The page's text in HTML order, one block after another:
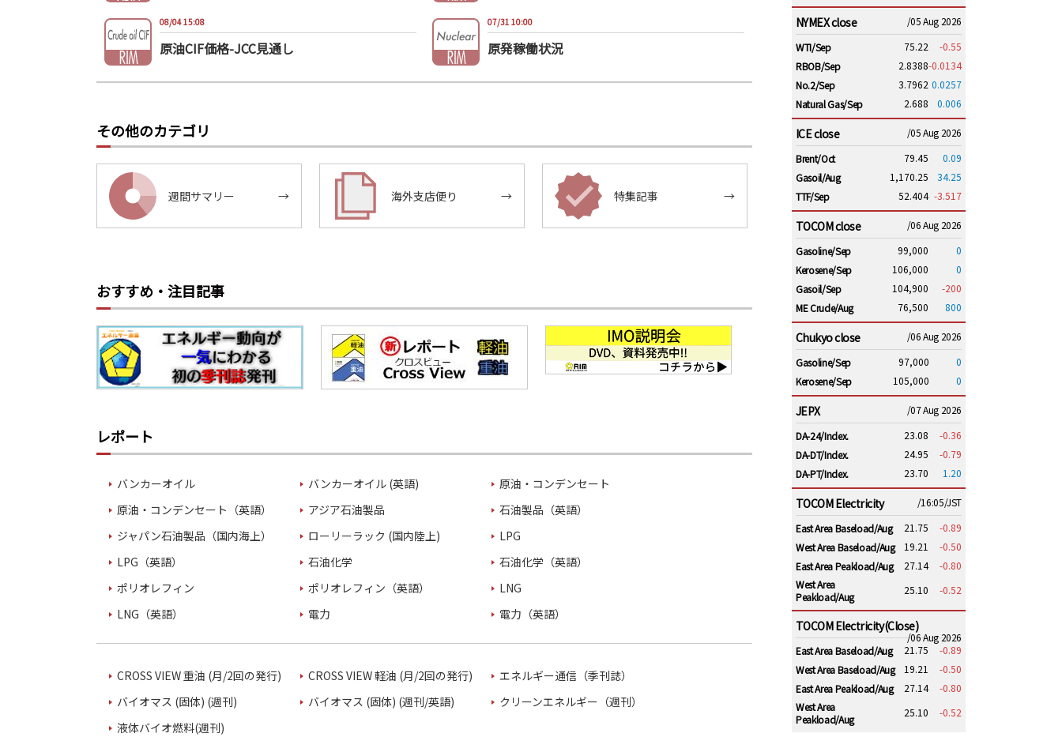
08/04 15:08
原油CIF価格-JCC見通し
07/31 10:00
原発稼働状況
その他のカテゴリ
週間サマリー → 海外支店便り → 特集記事 →
おすすめ・注目記事
レポート
バンカーオイル バンカーオイル (英語)
原油・コンデンセート
原油・コンデンセート（英語）
アジア石油製品
石油製品（英語）
ジャパン石油製品（国内海上）
ローリーラック (国内陸上)
LPG
LPG（英語）
石油化学
石油化学（英語）
ポリオレフィン
ポリオレフィン（英語）
LNG
LNG（英語）
電力 電力（英語）
CROSS VIEW 重油 (月/2回の発行) CROSS VIEW 軽油 (月/2回の発行)
エネルギー通信（季刊誌）
バイオマス (固体) (週刊)
バイオマス (固体) (週刊/英語)
クリーンエネルギー（週刊）
液体バイオ燃料(週刊)
NYMEX close
/05 Aug 2026
WTI/Sep
75.22
-0.55
RBOB/Sep
2.8388-0.0134
No.2/Sep
3.7962 0.0257
Natural Gas/Sep
2.688 0.006
ICE close
/05 Aug 2026
Brent/Oct
79.45
0.09
Gasoil/Aug
1,170.25
34.25
TTF/Sep
52.404 -3.517
TOCOM close
/06 Aug 2026
Gasoline/Sep
99,000
0
Kerosene/Sep
106,000
0
Gasoil/Sep
104,900
-200
ME Crude/Aug
76,500 800
Chukyo close
/06 Aug 2026
Gasoline/Sep
97,000
0
Kerosene/Sep
105,000 0
JEPX
/07 Aug 2026
DA-24/Index.
23.08
-0.36
DA-DT/Index.
24.95
-0.79
DA-PT/Index.
23.70 1.20
TOCOM Electricity
/16:05/JST
East Area Baseload/Aug
21.75
-0.89
West Area Baseload/Aug
19.21
-0.50
East Area Peakload/Aug
27.14
-0.80
West Area
Peakload/Aug
25.10 -0.52
TOCOM Electricity(Close)
/06 Aug 2026
East Area Baseload/Aug
21.75
-0.89
West Area Baseload/Aug
19.21
-0.50
East Area Peakload/Aug
27.14
-0.80
West Area
Peakload/Aug
25.10 -0.52